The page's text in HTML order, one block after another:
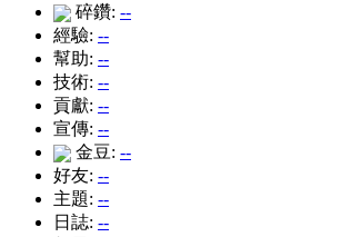
碎鑽: --
經驗: --
幫助: --
技術: --
貢獻: --
宣傳: --
金豆: --
好友: --
主題: --
日誌: --